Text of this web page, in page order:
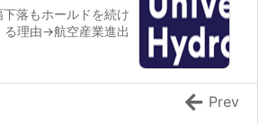
下落もホールドを続け
る理由→航空産業進出
Prev